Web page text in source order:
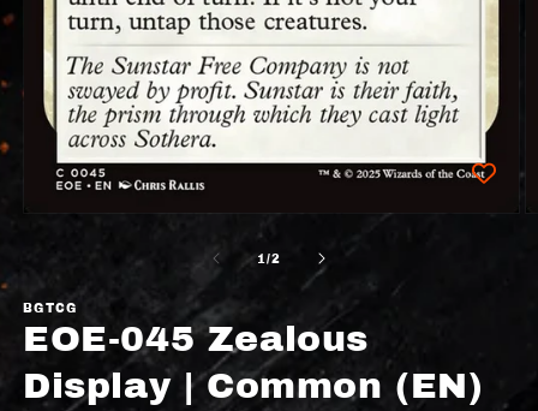
1//2
BGTCG
EOE-045 Zealous
Display | Common (EN)